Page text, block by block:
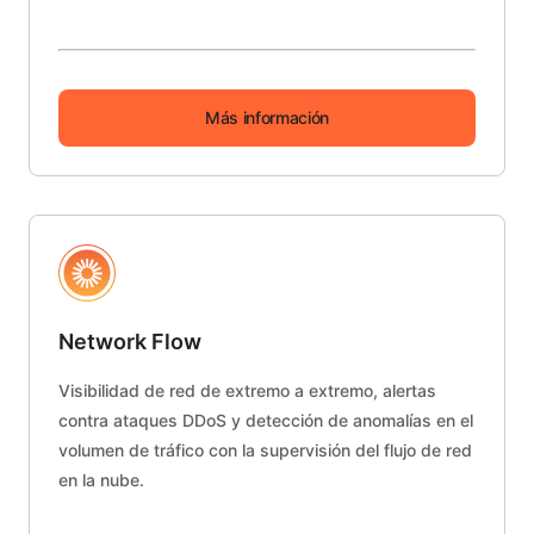
Más información
Network Flow
Visibilidad de red de extremo a extremo, alertas
contra ataques DDoS y detección de anomalías en el
volumen de tráfico con la supervisión del flujo de red
en la nube.